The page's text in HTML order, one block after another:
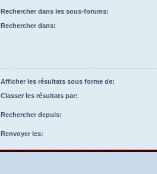
Rechercher dans les sous-forums:
Rechercher dans:
Afficher les résultats sous forme de:
Classer les résultats par:
Rechercher depuis:
Renvoyer les: